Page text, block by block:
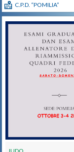
C.P.D. “POMILIA”